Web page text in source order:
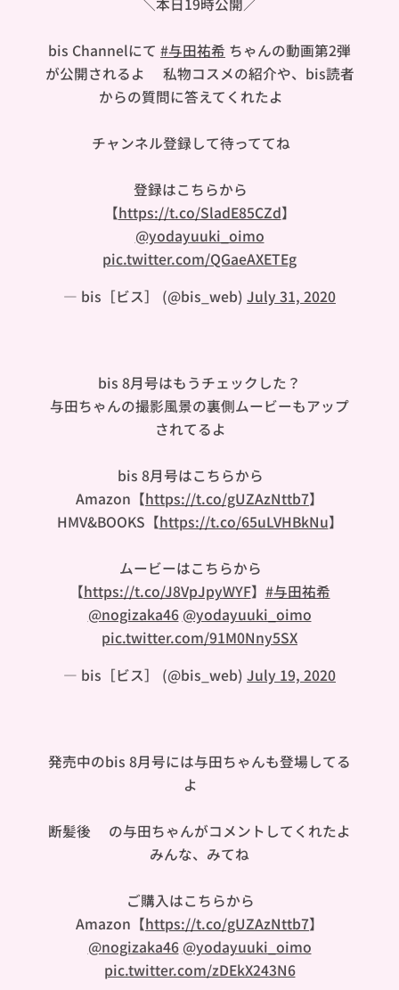
bis Channelにて #与田祐希 ちゃんの動画第2弾
が公開されるよ🐼私物コスメの紹介や、bis読者
からの質問に答えてくれたよ💄
チャンネル登録して待っててね🍠
登録はこちらから👇🏻
【https://t.co/SladE85CZd】
@yodayuuki_oimo
pic.twitter.com/QGaeAXETEg
— bis［ビス］ (@bis_web) July 31, 2020
bis 8月号はもうチェックした？
与田ちゃんの撮影風景の裏側ムービーもアップ
されてるよ🐼
bis 8月号はこちらから👇🏻
Amazon【https://t.co/gUZAzNttb7】
HMV&BOOKS【https://t.co/65uLVHBkNu】
ムービーはこちらから👇🏻
【https://t.co/J8VpJpyWYF】 #与田祐希
@nogizaka46 @yodayuuki_oimo
pic.twitter.com/91M0Nny5SX
— bis［ビス］ (@bis_web) July 19, 2020
発売中のbis 8月号には与田ちゃんも登場してる
よ🥺
断髪後🎀の与田ちゃんがコメントしてくれたよ
🍠みんな、みてね❤︎
ご購入はこちらから👇🏻
Amazon【https://t.co/gUZAzNttb7】
@nogizaka46 @yodayuuki_oimo
pic.twitter.com/zDEkX243N6